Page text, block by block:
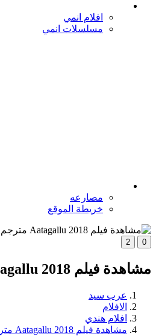
افلام انمي
مسلسلات انمي
مصارعه
خريطة الموقع
0
2
مشاهدة فيلم Aatagallu 2018 مترجم
عرب سيد
الافلام
افلام هندي
مشاهدة فيلم Aatagallu 2018 مترجم